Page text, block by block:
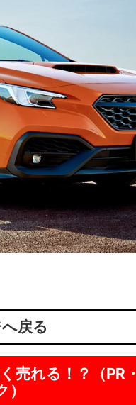
戻る
売れる！？（PR・